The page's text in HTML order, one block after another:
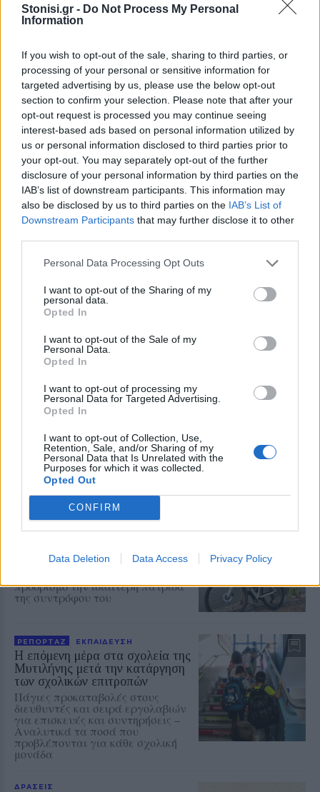
Stonisi.gr - Do Not Process My Personal
Information
If you wish to opt-out of the sale, sharing to third parties, or
processing of your personal or sensitive information for
targeted advertising by us, please use the below opt-out
section to confirm your selection. Please note that after your
opt-out request is processed you may continue seeing
interest-based ads based on personal information utilized by
us or personal information disclosed to third parties prior to
your opt-out. You may separately opt-out of the further
disclosure of your personal information by third parties on the
IAB’s list of downstream participants. This information may
also be disclosed by us to third parties on the IAB’s List of
Downstream Participants that may further disclose it to other
Personal Data Processing Opt Outs
I want to opt-out of the Sharing of my
personal data.
Opted In
I want to opt-out of the Sale of my
Personal Data.
Opted In
I want to opt-out of processing my
Personal Data for Targeted Advertising.
Opted In
I want to opt-out of Collection, Use,
Retention, Sale, and/or Sharing of my
Personal Data that Is Unrelated with the
Purposes for which it was collected.
Opted Out
CONFIRM
Data Deletion Data Access Privacy Policy
Εκδήλωση της Ένωσης Συλλόγων
Γονέων Δυτικής Λέσβου με
Βακάλη
ΑΓΟΡΑ
Αντίδραση των ιδιωτικών
υπαλλήλων για τη Λευκή Νύχτα
της Μυτιλήνης
Παρέμβαση της Ένωσης Ιδιωτικών
Υπαλλήλων Λέσβου για τα
διευρυμένα ωράρια και τις
συνθήκες εργασίας στα εμπορικά
καταστήματα
όχημα στο Πλωμάρι
συγκέντρωσης χρημάτων για την
αγορά νέου πυροσβεστικού
οχήματος 4Χ4
ΔΡΑΣΕΙΣ
ειρήνης στο Πολύκεντρο
Πλωμαρίου
Κατάμεστη η αίθουσα στην
προβολή της ταινίας «Διωγμένοι
για την ειρήνη – Όταν οι Έλληνες
και οι Τούρκοι χωρίστηκαν»,
παρουσία του σκηνοθέτη Osman
Okkan
Με το ποδήλατο από το Βέλγιο
μέχρι τη Μυτιλήνη
Ο 44χρονος Steven Fack διασχίζει
την Ευρώπη σε μια προσωπική
προορισμό την ιδιαίτερη πατρίδα
της συντρόφου του
ΡΕΠΟΡΤΑΖ ΕΚΠΑΙΔΕΥΣΗ
Η επόμενη μέρα στα σχολεία της
Μυτιλήνης μετά την κατάργηση
των σχολικών επιτροπών
Πάγιες προκαταβολές στους
διευθυντές και σειρά εργολαβιών
για επισκευές και συντηρήσεις –
Αναλυτικά τα ποσά που
προβλέπονται για κάθε σχολική
μονάδα
ΔΡΑΣΕΙΣ